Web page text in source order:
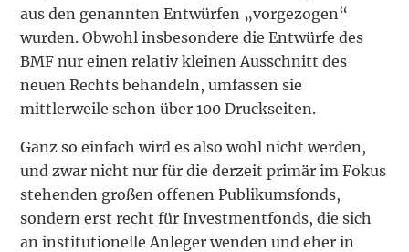
aus den genannten Entwürfen „vorgezogen“
wurden. Obwohl insbesondere die Entwürfe des
BMF nur einen relativ kleinen Ausschnitt des
neuen Rechts behandeln, umfassen sie
mittlerweile schon über 100 Druckseiten.
Ganz so einfach wird es also wohl nicht werden,
und zwar nicht nur für die derzeit primär im Fokus
stehenden großen offenen Publikumsfonds,
sondern erst recht für Investmentfonds, die sich
an institutionelle Anleger wenden und eher in